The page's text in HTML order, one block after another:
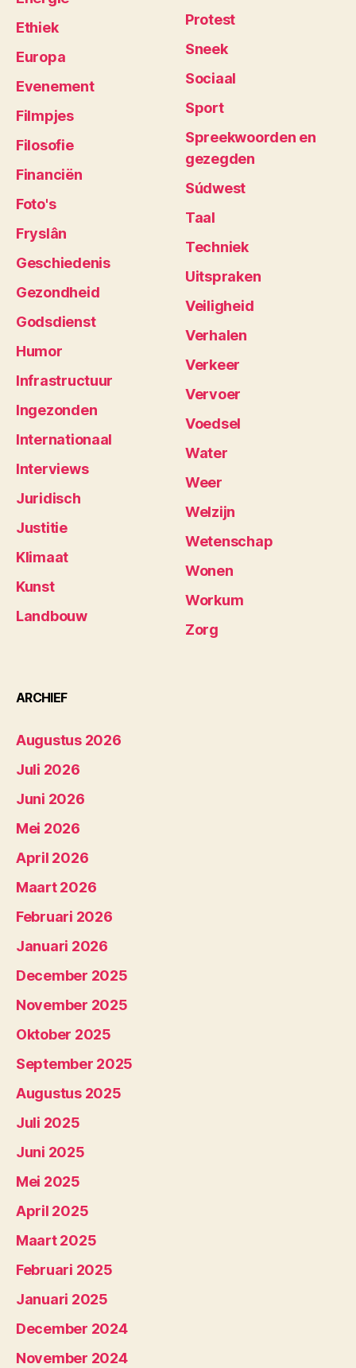
Ethiek
Europa
Evenement
Filmpjes
Filosofie
Financiën
Foto's
Fryslân
Geschiedenis
Gezondheid
Godsdienst
Humor
Infrastructuur
Ingezonden
Internationaal
Interviews
Juridisch
Justitie
Klimaat
Kunst
Landbouw
Protest
Sneek
Sociaal
Sport
Spreekwoorden en
gezegden
Súdwest
Taal
Techniek
Uitspraken
Veiligheid
Verhalen
Verkeer
Vervoer
Voedsel
Water
Weer
Welzijn
Wetenschap
Wonen
Workum
Zorg
ARCHIEF
Augustus 2026
Juli 2026
Juni 2026
Mei 2026
April 2026
Maart 2026
Februari 2026
Januari 2026
December 2025
November 2025
Oktober 2025
September 2025
Augustus 2025
Juli 2025
Juni 2025
Mei 2025
April 2025
Maart 2025
Februari 2025
Januari 2025
December 2024
November 2024